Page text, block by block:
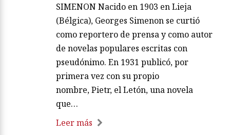
SIMENON Nacido en 1903 en Lieja
(Bélgica), Georges Simenon se curtió
como reportero de prensa y como autor
de novelas populares escritas con
pseudónimo. En 1931 publicó, por
primera vez con su propio
nombre, Pietr, el Letón, una novela
que…
Leer más